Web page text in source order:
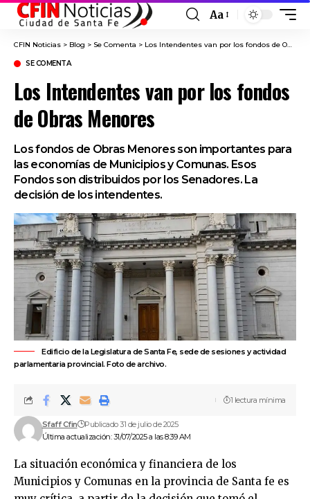
Font
Resizer
Aa
CFIN Noticias > Blog > Se Comenta > Los Intendentes van por los fondos de Obras Menores
SE COMENTA
Los Intendentes van por los fondos
de Obras Menores
Los fondos de Obras Menores son importantes para
las economías de Municipios y Comunas. Esos
Fondos son distribuidos por los Senadores. La
decisión de los intendentes.
Edificio de la Legislatura de Santa Fe, sede de sesiones y actividad
parlamentaria provincial. Foto de archivo.
Última actualización: 31/07/2025 a las 8:39 AM
Sfaff Cfin Publicado 31 de julio de 2025
1 lectura mínima
La situación económica y financiera de los
Municipios y Comunas en la provincia de Santa fe es